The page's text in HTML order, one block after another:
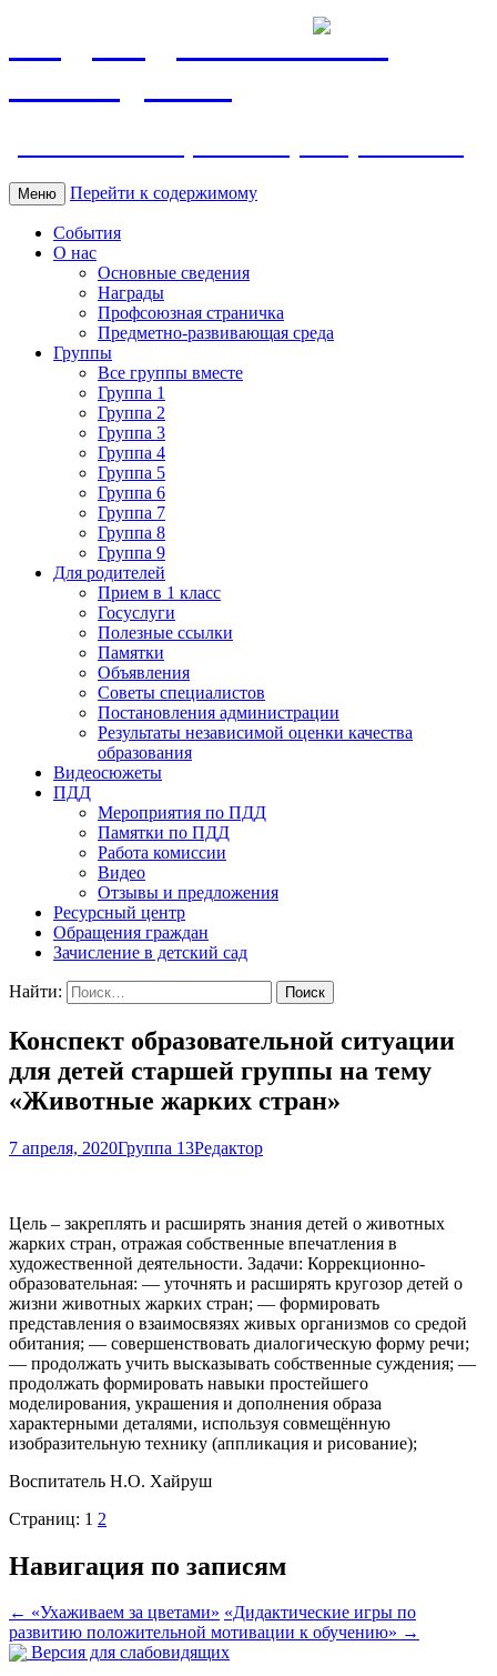
МБДОУ ДС "Калинка"
Меню Перейти к содержимому
События
О нас
Основные сведения
Награды
Профсоюзная страничка
Предметно-развивающая среда
Группы
Все группы вместе
Группа 1
Группа 2
Группа 3
Группа 4
Группа 5
Группа 6
Группа 7
Группа 8
Группа 9
Для родителей
Прием в 1 класс
Госуслуги
Полезные ссылки
Памятки
Объявления
Советы специалистов
Постановления администрации
Результаты независимой оценки качества
образования
Видеосюжеты
ПДД
Мероприятия по ПДД
Памятки по ПДД
Работа комиссии
Видео
Отзывы и предложения
Ресурсный центр
Обращения граждан
Зачисление в детский сад
Найти:
Конспект образовательной ситуации
для детей старшей группы на тему
«Животные жарких стран»
7 апреля, 2020Группа 13Редактор
Цель – закреплять и расширять знания детей о животных
жарких стран, отражая собственные впечатления в
художественной деятельности. Задачи: Коррекционно-
образовательная: — уточнять и расширять кругозор детей о
жизни животных жарких стран; — формировать
представления о взаимосвязях живых организмов со средой
обитания; — совершенствовать диалогическую форму речи;
— продолжать учить высказывать собственные суждения; —
продолжать формировать навыки простейшего
моделирования, украшения и дополнения образа
характерными деталями, используя совмещённую
изобразительную технику (аппликация и рисование);
Воспитатель Н.О. Хайруш
Страниц: 1 2
Навигация по записям
← «Ухаживаем за цветами» «Дидактические игры по
развитию положительной мотивации к обучению» →
Версия для слабовидящих